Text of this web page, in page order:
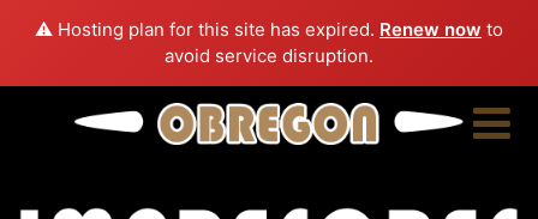
⚠️ Hosting plan for this site has expired. Renew now to
avoid service disruption.